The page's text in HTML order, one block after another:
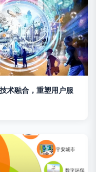
术融合，重塑用户服